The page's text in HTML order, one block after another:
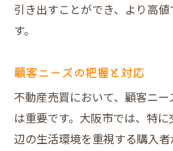
引き出すことができ、より高
す。
顧客ニーズの把握と対応
不動産売買において、顧客ニ
は重要です。大阪市では、特
辺の生活環境を重視する購入